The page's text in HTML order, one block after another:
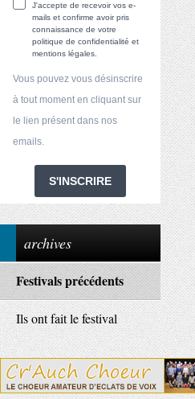
J'accepte de recevoir vos e-
mails et confirme avoir pris
connaissance de votre
politique de confidentialité et
mentions légales.
Vous pouvez vous désinscrire
à tout moment en cliquant sur
le lien présent dans nos
emails.
S'INSCRIRE
archives
Festivals précédents
Ils ont fait le festival